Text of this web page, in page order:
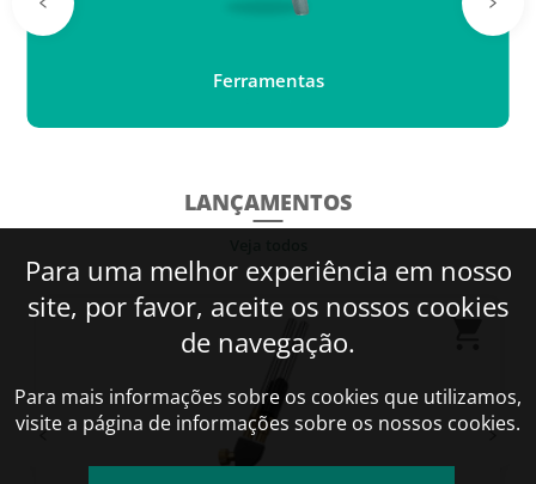
Ferramentas
LANÇAMENTOS
Para uma melhor experiência em nosso
site, por favor, aceite os nossos cookies
de navegação.
Para mais informações sobre os cookies que utilizamos,
visite a página de informações sobre os nossos cookies.